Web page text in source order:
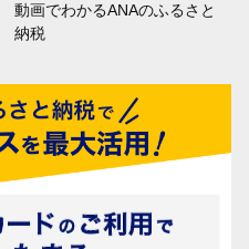
動画でわかるANAのふるさと
納税